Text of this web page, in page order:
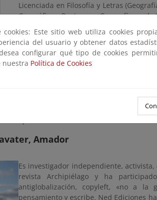
Licenciada en Filosofía y Letras
Geográfica y Doctora en Geografía por
Forma parte del equipo humano que
Vicerrectorado de Inclusión, Igualdad y
Desde entonces, coordinan esta
ámbito universitario y las comunidades
a estudiantes en el desarrollo de
social e innovación para contribuir a
que están cursando. A lo largo de su
promoviendo experiencias que
locales. Creen que la educación
Amador
Es investigador independiente,
revista Archipiélago y ha
antiglobalización, copyleft, «no a la
pensamiento y escribe. Ned Ediciones
cookies: Este sitio web utiliza cookies
del usuario y obtener datos
configurar qué tipo de cookies
nuestra Política de Cookies